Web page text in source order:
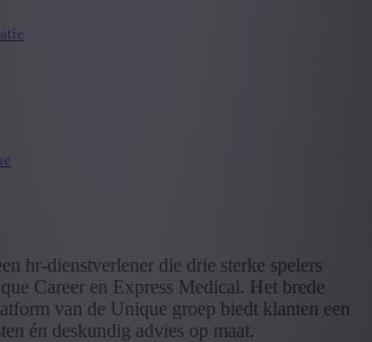
hr-dienstverlener die drie sterke spelers
Career en Express Medical. Het brede
van de Unique groep biedt klanten een
én deskundig advies op maat.